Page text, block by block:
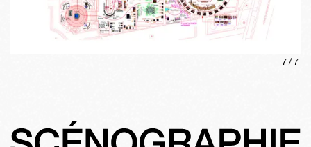
7 /7